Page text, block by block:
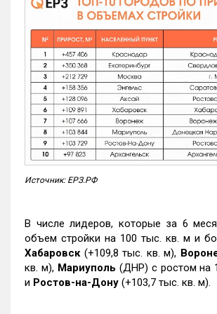
Источник: ЕРЗ.РФ
В числе лидеров, которые за 6
объем стройки на 100 тыс. кв. м и
Хабаровск (+109,8 тыс. кв. м),
кв. м), Мариуполь (ДНР) с ростом на
и Ростов-на-Дону (+103,7 тыс. кв. м).